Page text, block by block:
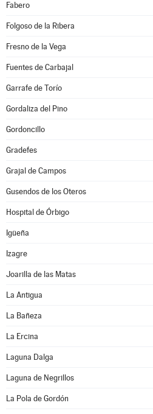
Fabero
Folgoso de la Ribera
Fresno de la Vega
Fuentes de Carbajal
Garrafe de Torío
Gordaliza del Pino
Gordoncillo
Gradefes
Grajal de Campos
Gusendos de los Oteros
Hospital de Órbigo
Igüeña
Izagre
Joarilla de las Matas
La Antigua
La Bañeza
La Ercina
Laguna Dalga
Laguna de Negrillos
La Pola de Gordón